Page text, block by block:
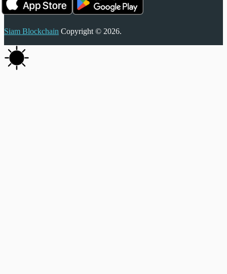
Siam Blockchain Copyright © 2026.